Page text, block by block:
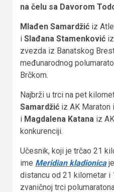
na čelu sa Davorom
Mlađen Samardžić iz
i Slađana Stamenković
zvezda iz Banatskog
međunarodnog
Brčkom.
Najbrži u trci na pet
Samardžić iz AK Maraton
i Magdalena Katana iz
konkurenciji.
Učesnik, koji je trčao 21
ime Meridian kladionicaje
distancu od 21 kilometar i
zvaničnoj trci